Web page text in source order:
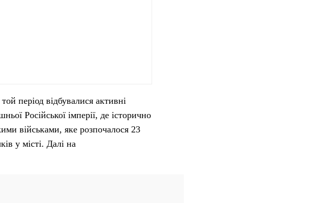
період відбувалися активні
Російської імперії, де історично
військами, яке розпочалося 23
у місті. Далі на